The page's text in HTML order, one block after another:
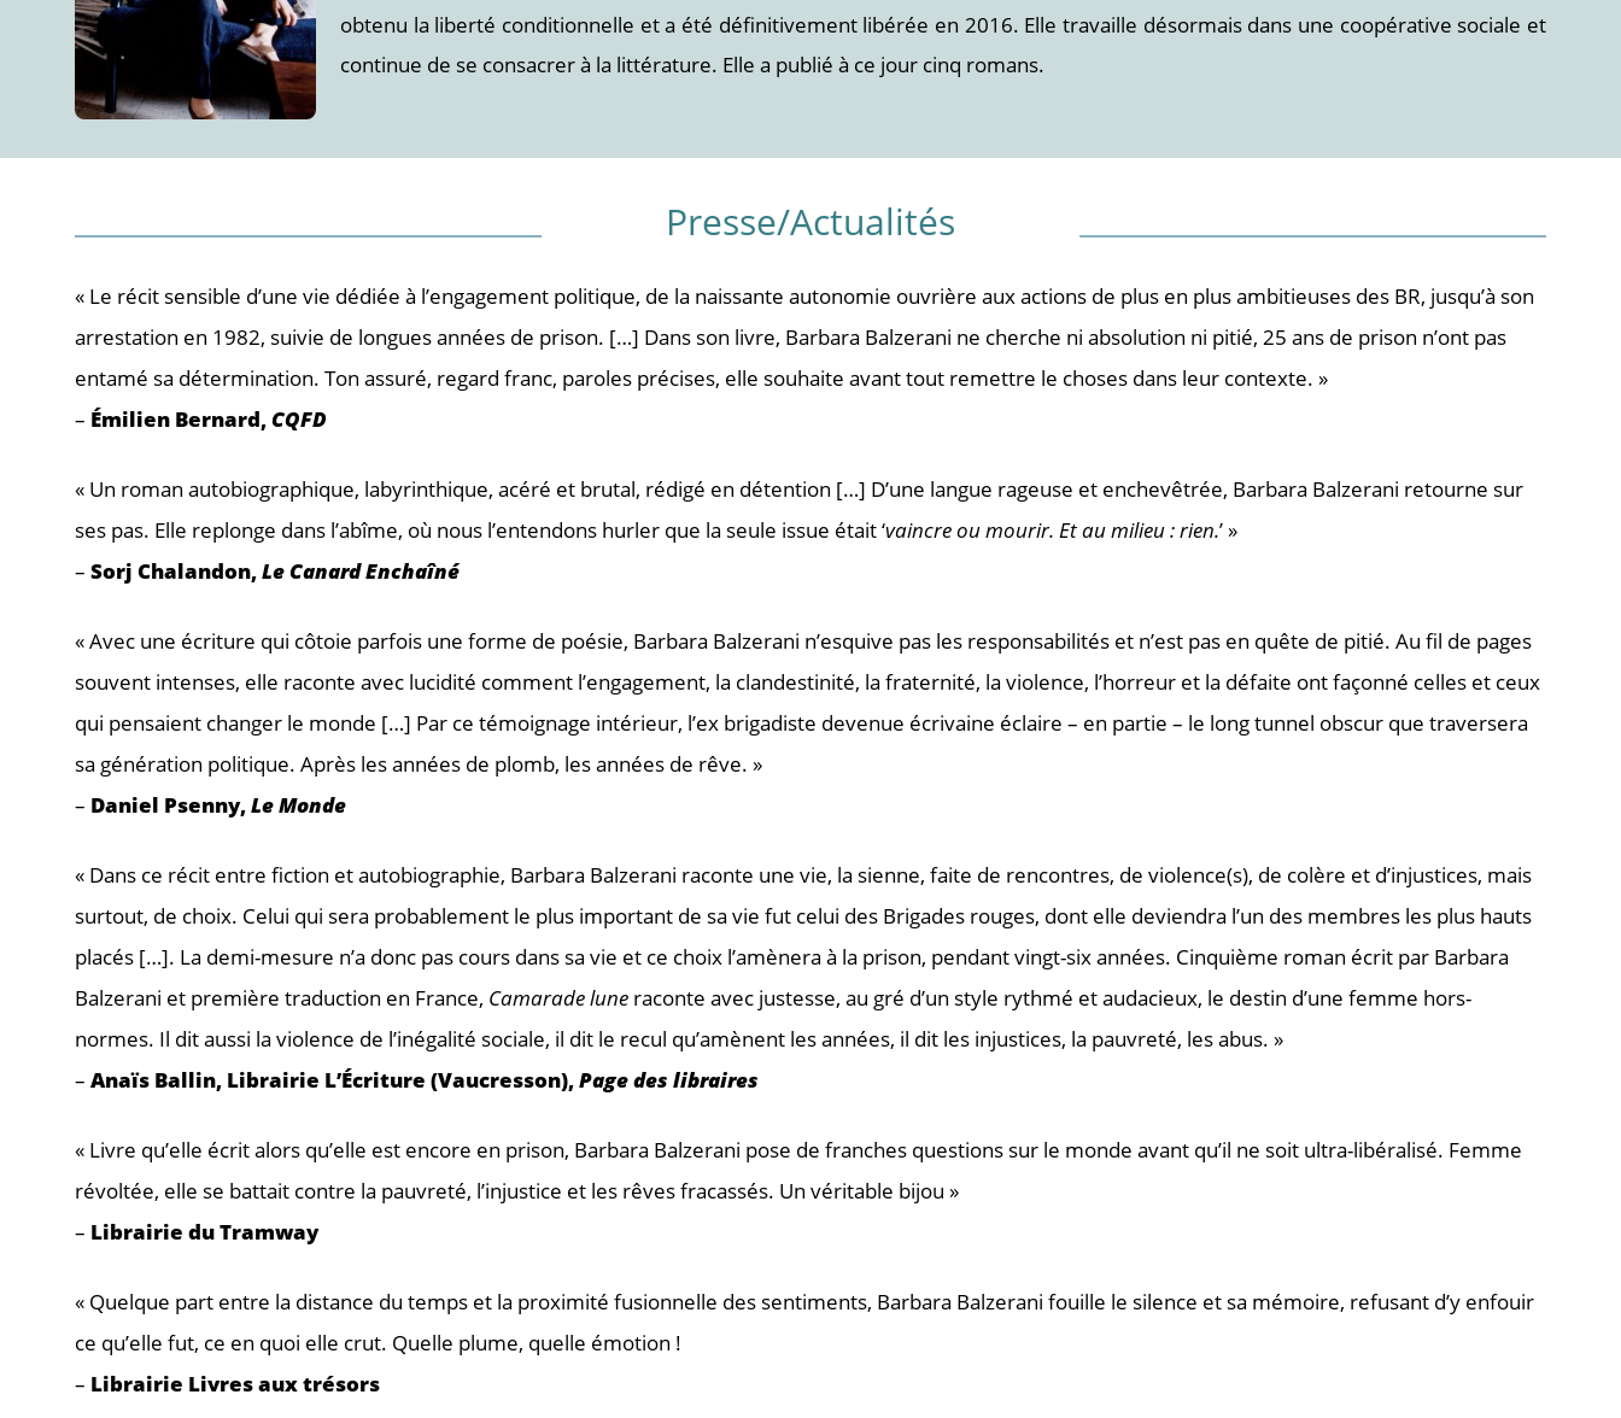
obtenu la liberté conditionnelle et a été définitivement libérée en 2016. Elle travaille désormais dans une coopérative sociale et
continue de se consacrer à la littérature. Elle a publié à ce jour cinq romans.
Presse/Actualités
« Le récit sensible d’une vie dédiée à l’engagement politique, de la naissante autonomie ouvrière aux actions de plus en plus ambitieuses des BR, jusqu’à son
arrestation en 1982, suivie de longues années de prison. […] Dans son livre, Barbara Balzerani ne cherche ni absolution ni pitié, 25 ans de prison n’ont pas
entamé sa détermination. Ton assuré, regard franc, paroles précises, elle souhaite avant tout remettre le choses dans leur contexte. »
– Émilien Bernard,CQFD
« Un roman autobiographique, labyrinthique, acéré et brutal, rédigé en détention […] D’une langue rageuse et enchevêtrée, Barbara Balzerani retourne sur
ses pas. Elle replonge dans l’abîme, où nous l’entendons hurler que la seule issue était ‘vaincre ou mourir. Et au milieu : rien.’ »
– Sorj Chalandon,Le Canard Enchaîné
« Avec une écriture qui côtoie parfois une forme de poésie, Barbara Balzerani n’esquive pas les responsabilités et n’est pas en quête de pitié. Au fil de pages
souvent intenses, elle raconte avec lucidité comment l’engagement, la clandestinité, la fraternité, la violence, l’horreur et la défaite ont façonné celles et ceux
qui pensaient changer le monde […] Par ce témoignage intérieur, l’ex brigadiste devenue écrivaine éclaire – en partie – le long tunnel obscur que traversera
sa génération politique. Après les années de plomb, les années de rêve. »
– Daniel Psenny,Le Monde
« Dans ce récit entre fiction et autobiographie, Barbara Balzerani raconte une vie, la sienne, faite de rencontres, de violence(s), de colère et d’injustices, mais
surtout, de choix. Celui qui sera probablement le plus important de sa vie fut celui des Brigades rouges, dont elle deviendra l’un des membres les plus hauts
placés […]. La demi-mesure n’a donc pas cours dans sa vie et ce choix l’amènera à la prison, pendant vingt-six années. Cinquième roman écrit par Barbara
Balzerani et première traduction en France, Camarade lune raconte avec justesse, au gré d’un style rythmé et audacieux, le destin d’une femme hors-
normes. Il dit aussi la violence de l’inégalité sociale, il dit le recul qu’amènent les années, il dit les injustices, la pauvreté, les abus. »
– Anaïs Ballin, Librairie L’Écriture (Vaucresson),Page des libraires
« Livre qu’elle écrit alors qu’elle est encore en prison, Barbara Balzerani pose de franches questions sur le monde avant qu’il ne soit ultra-libéralisé. Femme
révoltée, elle se battait contre la pauvreté, l’injustice et les rêves fracassés. Un véritable bijou »
– Librairie du Tramway
« Quelque part entre la distance du temps et la proximité fusionnelle des sentiments, Barbara Balzerani fouille le silence et sa mémoire, refusant d’y enfouir
ce qu’elle fut, ce en quoi elle crut. Quelle plume, quelle émotion !
– Librairie Livres aux trésors